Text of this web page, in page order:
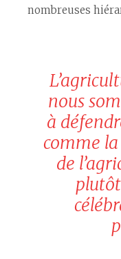
nombreuses
nous
à
comme
de